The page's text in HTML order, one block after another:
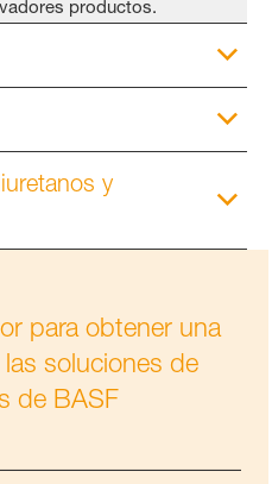
y
para obtener una
soluciones de
de BASF